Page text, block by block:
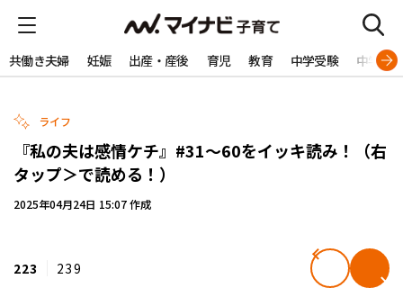
共働き夫婦 妊娠 出産・産後 育児 教育 中学受験 中学生
ライフ
『私の夫は感情ケチ』#31～60をイッキ読み！（右
タップ＞で読める！）
2025年04月24日 15:07 作成
223 239